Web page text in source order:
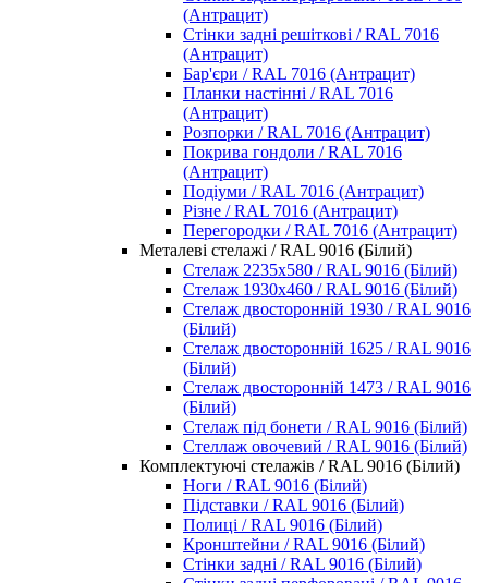
(Антрацит)
Стінки задні решіткові / RAL 7016
(Антрацит)
Бар'єри / RAL 7016 (Антрацит)
Планки настінні / RAL 7016
(Антрацит)
Розпорки / RAL 7016 (Антрацит)
Покрива гондоли / RAL 7016
(Антрацит)
Подіуми / RAL 7016 (Антрацит)
Різне / RAL 7016 (Антрацит)
Перегородки / RAL 7016 (Антрацит)
Металеві стелажі / RAL 9016 (Білий)
Стелаж 2235х580 / RAL 9016 (Білий)
Стелаж 1930х460 / RAL 9016 (Білий)
Стелаж двосторонній 1930 / RAL 9016
(Білий)
Стелаж двосторонній 1625 / RAL 9016
(Білий)
Стелаж двосторонній 1473 / RAL 9016
(Білий)
Стелаж під бонети / RAL 9016 (Білий)
Стеллаж овочевий / RAL 9016 (Білий)
Комплектуючі стелажів / RAL 9016 (Білий)
Ноги / RAL 9016 (Білий)
Підставки / RAL 9016 (Білий)
Полиці / RAL 9016 (Білий)
Кронштейни / RAL 9016 (Білий)
Стінки задні / RAL 9016 (Білий)